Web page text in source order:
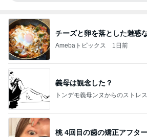
チーズと卵を落とした魅惑
Amebaトピックス 1日前
義母は観念した？
トンデモ義母ンヌからのストレス
桃 4回目の歯の矯正アフタ